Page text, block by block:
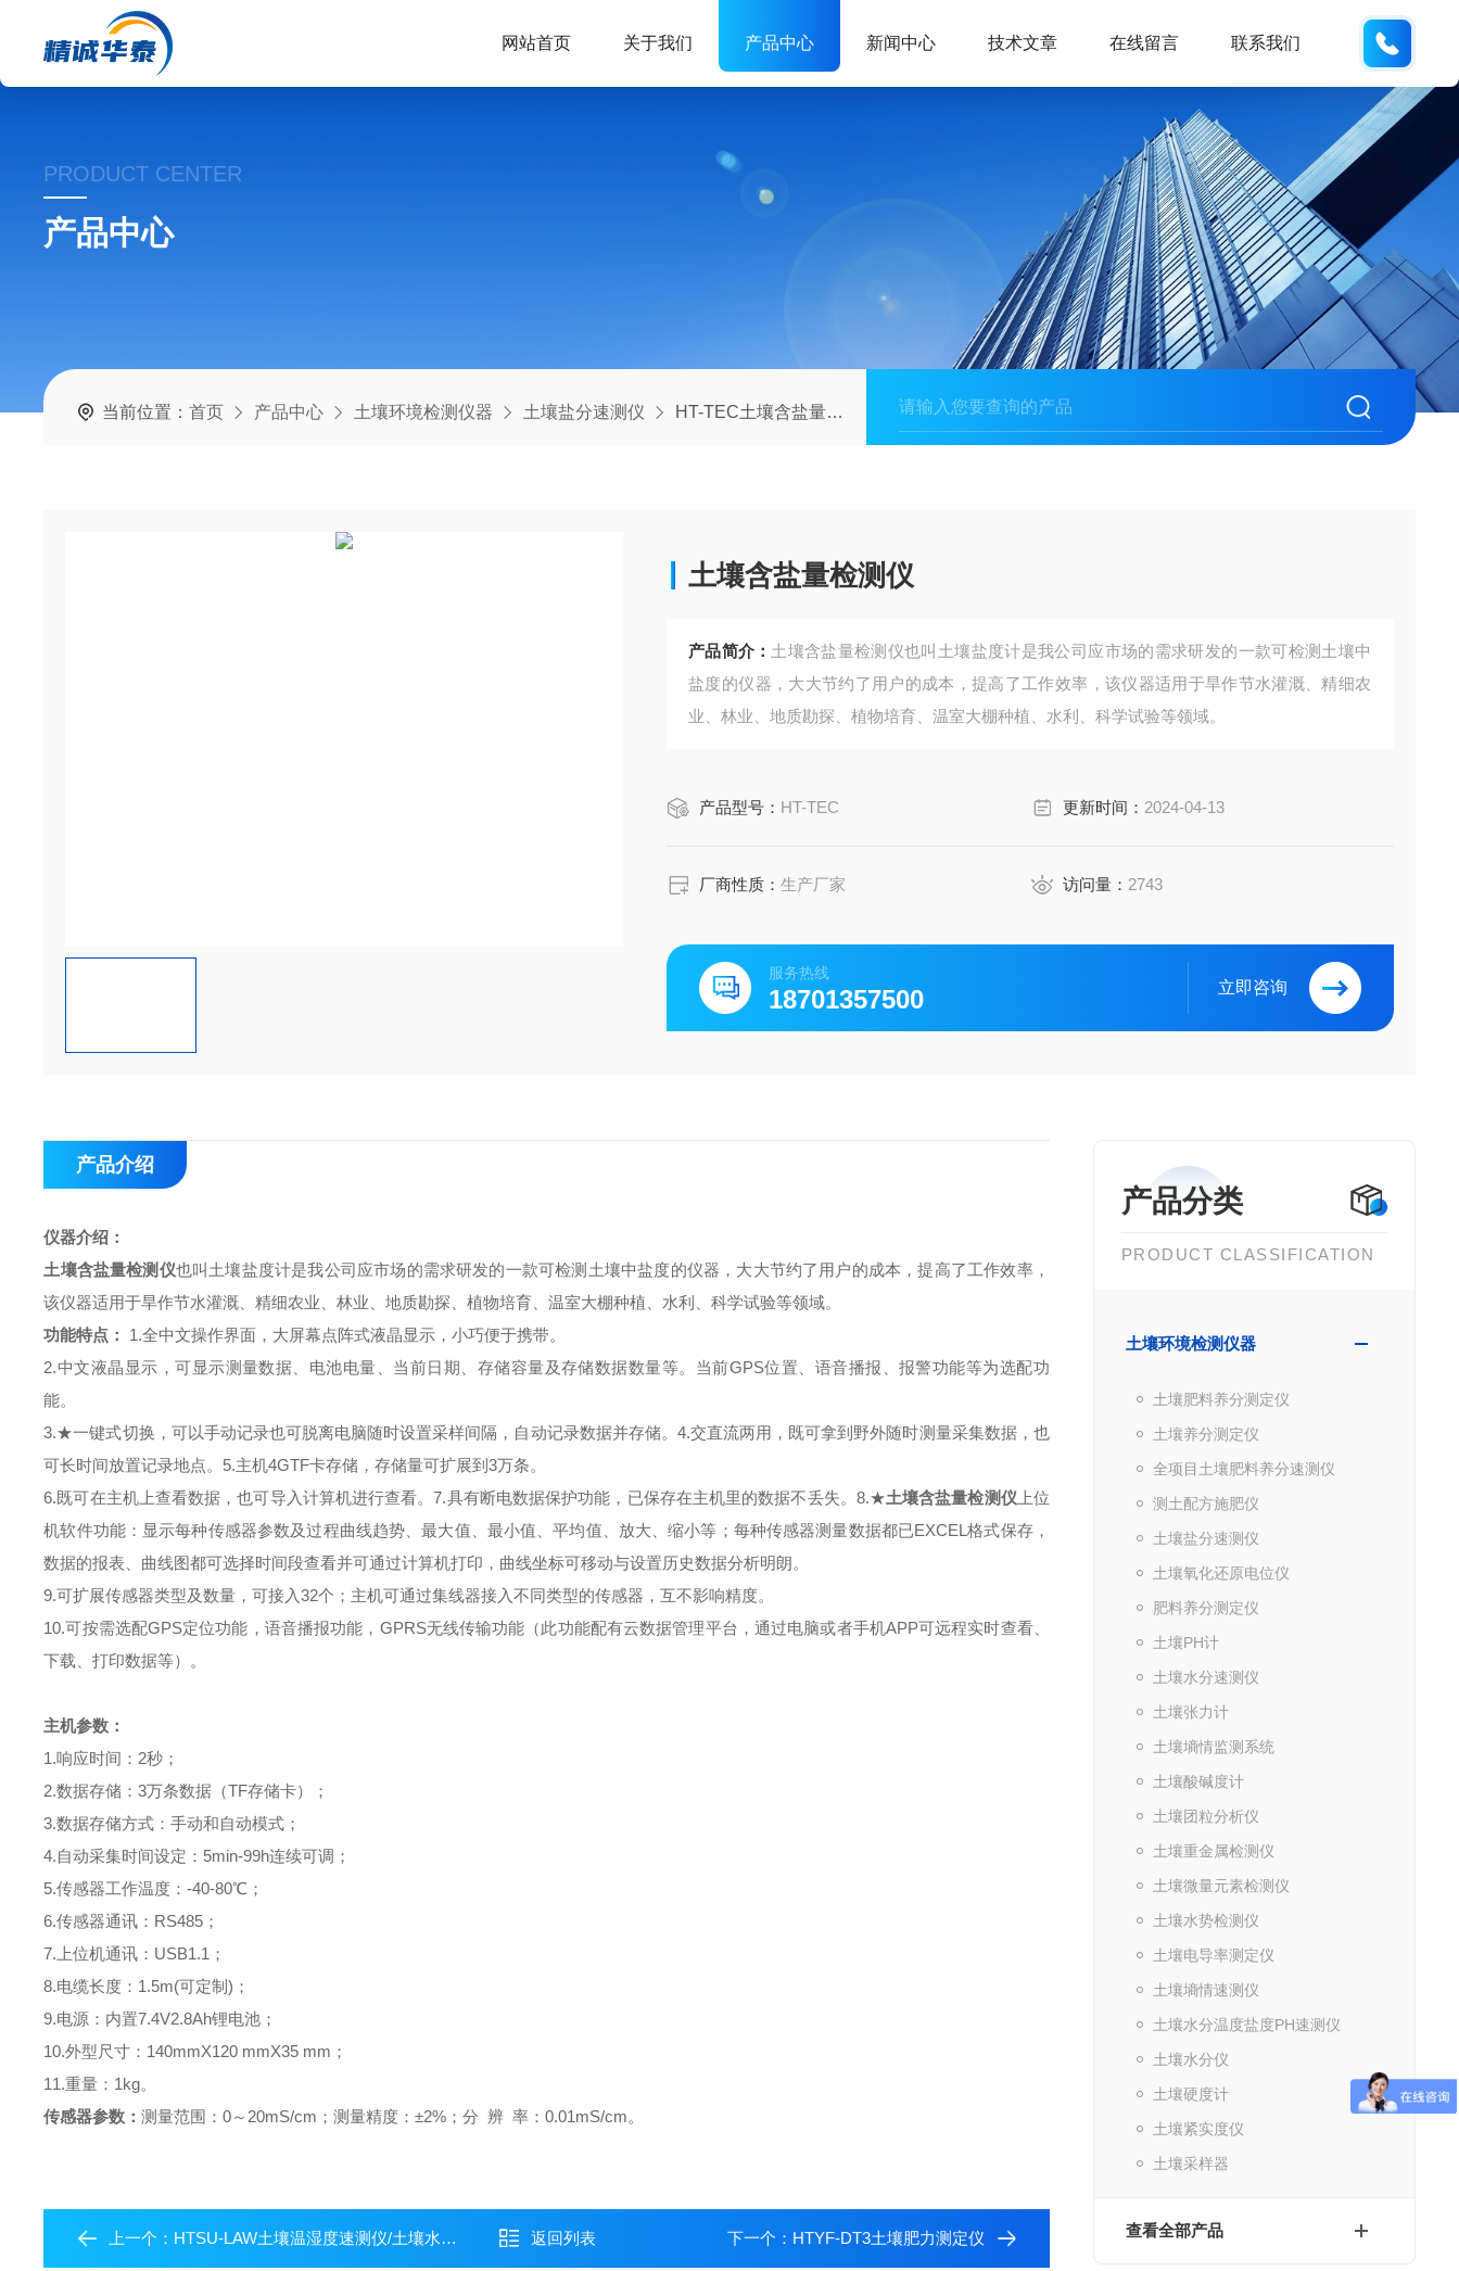
网站首页 关于我们 产品中心 新闻中心 技术文章 在线留言 联系我们
PRODUCT CENTER
产品中心
当前位置：首页 产品中心 土壤环境检测仪器 土壤盐分速测仪 HT-TEC土壤含盐量检测仪
土壤含盐量检测仪
产品简介： 土壤含盐量检测仪也叫土壤盐度计是我公司应市场的需求研发的一款可检测土壤中
盐度的仪器，大大节约了用户的成本，提高了工作效率，该仪器适用于旱作节水灌溉、精细农
业、林业、地质勘探、植物培育、温室大棚种植、水利、科学试验等领域。
产品型号： HT-TEC 更新时间： 2024-04-13
厂商性质：生产厂家 访问量： 2743
服务热线
18701357500 立即咨询
产品分类
PRODUCT CLASSIFICATION
土壤环境检测仪器
土壤肥料养分测定仪
土壤养分测定仪
全项目土壤肥料养分速测仪
测土配方施肥仪
土壤盐分速测仪
土壤氧化还原电位仪
肥料养分测定仪
土壤PH计
土壤水分速测仪
土壤张力计
土壤墒情监测系统
土壤酸碱度计
土壤团粒分析仪
土壤重金属检测仪
土壤微量元素检测仪
土壤水势检测仪
土壤电导率测定仪
土壤墒情速测仪
土壤水分温度盐度PH速测仪
土壤水分仪
土壤硬度计
土壤紧实度仪
土壤采样器
查看全部产品
产品介绍
仪器介绍：
土壤含盐量检测仪也叫土壤盐度计是我公司应市场的需求研发的一款可检测土壤中盐度的仪器，大大节约了用户的成本，提高了工作效率，
该仪器适用于旱作节水灌溉、精细农业、林业、地质勘探、植物培育、温室大棚种植、水利、科学试验等领域。
功能特点：
1.全中文操作界面，大屏幕点阵式液晶显示，小巧便于携带。
2.中文液晶显示，可显示测量数据、电池电量、当前日期、存储容量及存储数据数量等。当前GPS位置、语音播报、报警功能等为选配功
能。
3.★一键式切换，可以手动记录也可脱离电脑随时设置采样间隔，自动记录数据并存储。 4.交直流两用，既可拿到野外随时测量采集数据，也
可长时间放置记录地点。 5.主机4GTF卡存储，存储量可扩展到3万条。
6.既可在主机上查看数据，也可导入计算机进行查看。7.具有断电数据保护功能，已保存在主机里的数据不丢失。 8.★土壤含盐量检测仪 上位
机软件功能：显示每种传感器参数及过程曲线趋势、最大值、最小值、平均值、放大、缩小等；每种传感器测量数据都已EXCEL格式保存，
数据的报表、曲线图都可选择时间段查看并可通过计算机打印，曲线坐标可移动与设置历史数据分析明朗。
9.可扩展传感器类型及数量，可接入32个；主机可通过集线器接入不同类型的传感器，互不影响精度。
10.可按需选配GPS定位功能，语音播报功能， GPRS无线传输功能（此功能配有云数据管理平台，通过电脑或者手机APP可远程实时查看、
下载、打印数据等）。
主机参数：
1.响应时间：2秒；
2.数据存储：3万条数据（TF存储卡）；
3.数据存储方式：手动和自动模式；
4.自动采集时间设定：5min-99h连续可调；
5.传感器工作温度：-40-80℃；
6.传感器通讯：RS485；
7.上位机通讯：USB1.1；
8.电缆长度：1.5m(可定制)；
9.电源：内置7.4V2.8Ah锂电池；
10.外型尺寸：140mmX120 mmX35 mm；
11.重量：1kg。
传感器参数：测量范围：0～20mS/cm；测量精度：±2%；分 辨 率：0.01mS/cm。
上一个： HTSU-LAW土壤温湿度速测仪/土壤水分温度速测仪/手持土壤水分测试仪 返回列表 下一个： HTYF-DT3土壤肥力测定仪